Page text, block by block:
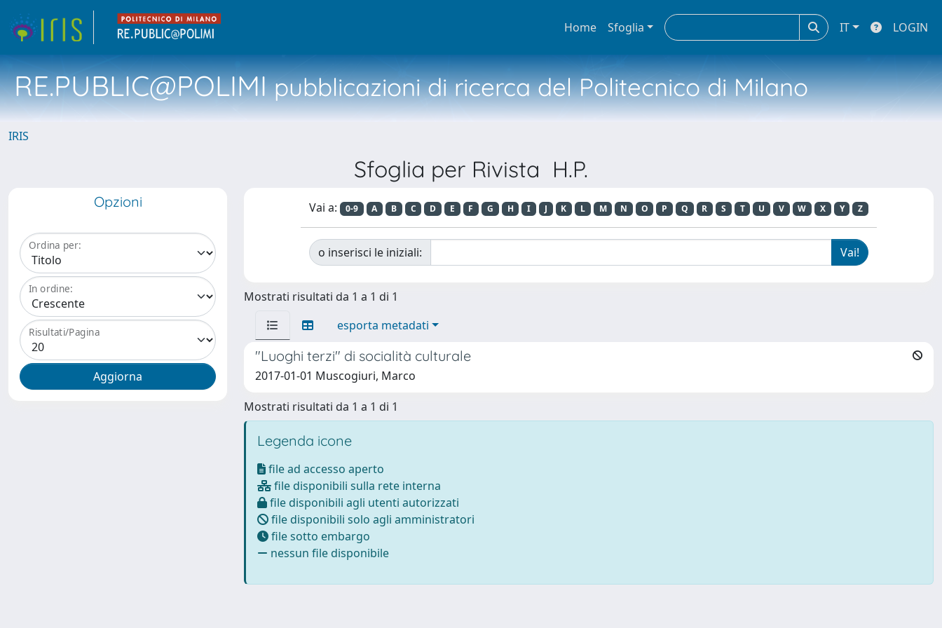
Home Sfoglia IT LOGIN
RE.PUBLIC@POLIMIpubblicazioni di ricerca del Politecnico di Milano
IRIS
Sfoglia per Rivista H.P.
Opzioni
Ordina per:
In ordine:
Risultati/Pagina
Vai a: 0-9 A B C D E F G H I J K L M N O P Q R S T U V W X Y Z
o inserisci le iniziali:
Mostrati risultati da 1 a 1 di 1
esporta metadati
"Luoghi terzi" di socialità culturale
2017-01-01 Muscogiuri, Marco
Mostrati risultati da 1 a 1 di 1
Legenda icone
file ad accesso aperto
file disponibili sulla rete interna
file disponibili agli utenti autorizzati
file disponibili solo agli amministratori
file sotto embargo
nessun file disponibile